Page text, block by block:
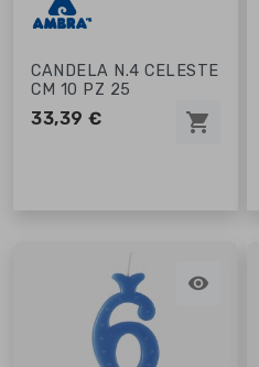
CANDELA N.4 CELESTE
CM 10 PZ 25
33,39 € shopping_cart
